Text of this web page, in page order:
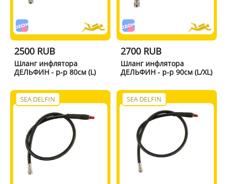
2500 RUB
Шланг инфлятора
ДЕЛЬФИН - р-р 80см (L)
2700 RUB
Шланг инфлятора
ДЕЛЬФИН - р-р 90см (L/XL)
SEA DELFIN SEA DELFIN